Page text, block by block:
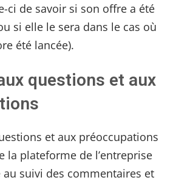
ci de savoir si son offre a été
si elle le sera dans le cas où
été lancée).
questions et aux
et aux préoccupations
la plateforme de l’entreprise
suivi des commentaires et